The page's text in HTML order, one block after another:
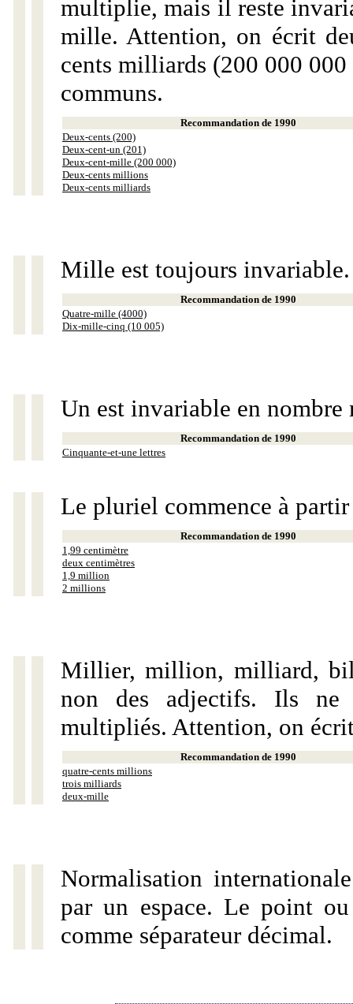
multiplie, mais il reste
mille. Attention, on écrit
cents milliards (200 000
communs.
Recommandation de 1990
Deux-cents (200)
Deux-cent-un (201)
Deux-cent-mille (200 000)
Deux-cents millions
Deux-cents milliards
Mille est toujours invariable.
Recommandation de 1990
Quatre-mille (4000)
Dix-mille-cinq (10 005)
Un est invariable en nombre
Recommandation de 1990
Cinquante-et-une lettres
Le pluriel commence à
Recommandation de 1990
1,99 centimètre
deux centimètres
1,9 million
2 millions
Millier, million, milliard,
non des adjectifs. Ils ne
multipliés. Attention, on
Recommandation de 1990
quatre-cents millions
trois milliards
deux-mille
Normalisation
par un espace. Le point
comme séparateur décimal.